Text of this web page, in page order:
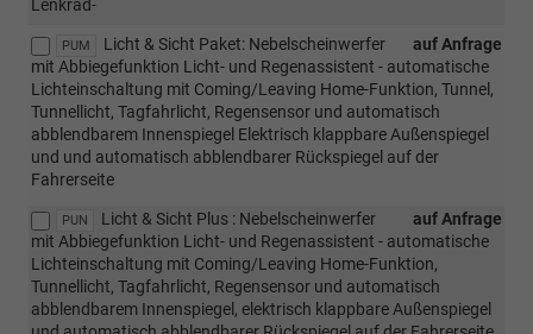
Lenkrad-
PUM auf Anfrage
Licht & Sicht Paket: Nebelscheinwerfer
mit Abbiegefunktion Licht- und Regenassistent - automatische
Lichteinschaltung mit Coming/Leaving Home-Funktion, Tunnel,
Tunnellicht, Tagfahrlicht, Regensensor und automatisch
abblendbarem Innenspiegel Elektrisch klappbare Außenspiegel
und und automatisch abblendbarer Rückspiegel auf der
Fahrerseite
PUN auf Anfrage
Licht & Sicht Plus : Nebelscheinwerfer
mit Abbiegefunktion Licht- und Regenassistent - automatische
Lichteinschaltung mit Coming/Leaving Home-Funktion,
Tunnellicht, Tagfahrlicht, Regensensor und automatisch
abblendbarem Innenspiegel, elektrisch klappbare Außenspiegel